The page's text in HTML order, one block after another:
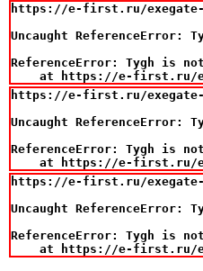
https://e-first.ru/exegate-
Uncaught ReferenceError:
ReferenceError: Tygh is
at https://e-
https://e-first.ru/exegate-
Uncaught ReferenceError:
ReferenceError: Tygh is
at https://e-
https://e-first.ru/exegate-
Uncaught ReferenceError:
ReferenceError: Tygh is
at https://e-